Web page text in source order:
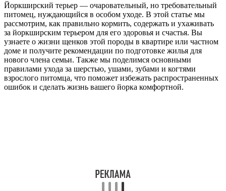
Йоркширский терьер — очаровательный, но требовательный
питомец, нуждающийся в особом уходе. В этой статье мы
рассмотрим, как правильно кормить, содержать и ухаживать
за йоркширским терьером для его здоровья и счастья. Вы
узнаете о жизни щенков этой породы в квартире или частном
доме и получите рекомендации по подготовке жилья для
нового члена семьи. Также мы поделимся основными
правилами ухода за шерстью, ушами, зубами и когтями
взрослого питомца, что поможет избежать распространенных
ошибок и сделать жизнь вашего йорка комфортной.